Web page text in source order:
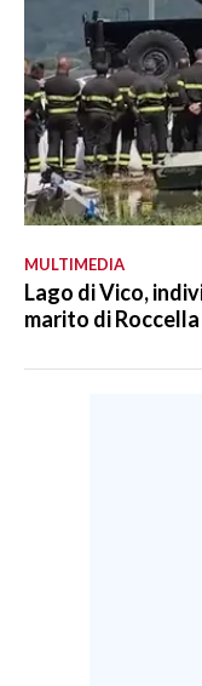
MULTIMEDIA
Lago di Vico,
marito di Roccella